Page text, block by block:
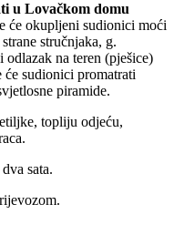
u Lovačkom domu
će okupljeni sudionici moći
stručnjaka, g.
na teren (pješice)
će sudionici promatrati
piramide.
topliju odjeću,
sata.